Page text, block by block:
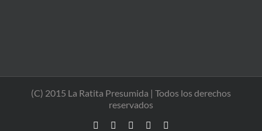
(C) 2015 La Ratita Presumida | Todos los derechos
reservados
Instagram Facebook
Rss